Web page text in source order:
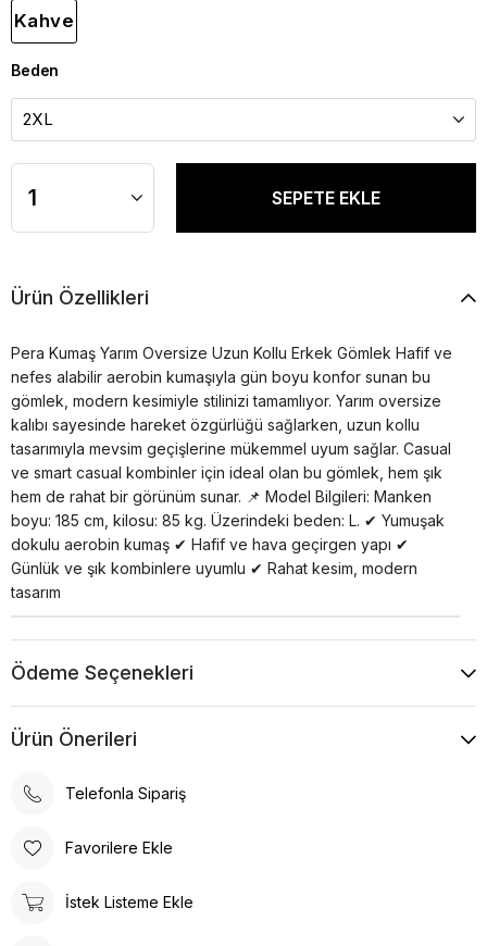
Kahve
Beden
Ürün Özellikleri
Pera Kumaş Yarım Oversize Uzun Kollu Erkek Gömlek Hafif ve
nefes alabilir aerobin kumaşıyla gün boyu konfor sunan bu
gömlek, modern kesimiyle stilinizi tamamlıyor. Yarım oversize
kalıbı sayesinde hareket özgürlüğü sağlarken, uzun kollu
tasarımıyla mevsim geçişlerine mükemmel uyum sağlar. Casual
ve smart casual kombinler için ideal olan bu gömlek, hem şık
hem de rahat bir görünüm sunar. 📌 Model Bilgileri: Manken
boyu: 185 cm, kilosu: 85 kg. Üzerindeki beden: L. ✔ Yumuşak
dokulu aerobin kumaş ✔ Hafif ve hava geçirgen yapı ✔
Günlük ve şık kombinlere uyumlu ✔ Rahat kesim, modern
tasarım
Ödeme Seçenekleri
Ürün Önerileri
Telefonla Sipariş
Favorilere Ekle
İstek Listeme Ekle